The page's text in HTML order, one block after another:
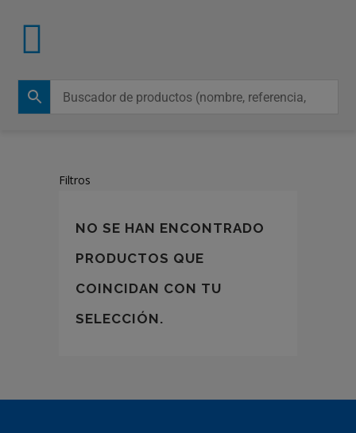
Filtros
NO SE HAN ENCONTRADO
PRODUCTOS QUE
COINCIDAN CON TU
SELECCIÓN.